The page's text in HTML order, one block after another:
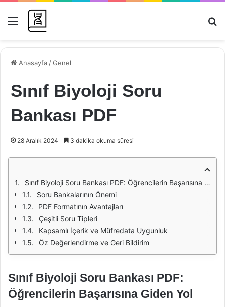
Menü
Anasayfa /Genel
Sınıf Biyoloji Soru
Bankası PDF
28 Aralık 2024 3 dakika okuma süresi
Sınıf Biyoloji Soru Bankası PDF: Öğrencilerin Başarısına Giden Yol
Soru Bankalarının Önemi
PDF Formatının Avantajları
Çeşitli Soru Tipleri
Kapsamlı İçerik ve Müfredata Uygunluk
Öz Değerlendirme ve Geri Bildirim
Sınıf Biyoloji Soru Bankası PDF:
Öğrencilerin Başarısına Giden Yol